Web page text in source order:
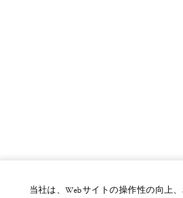
当社は、Webサイトの操作性の向上